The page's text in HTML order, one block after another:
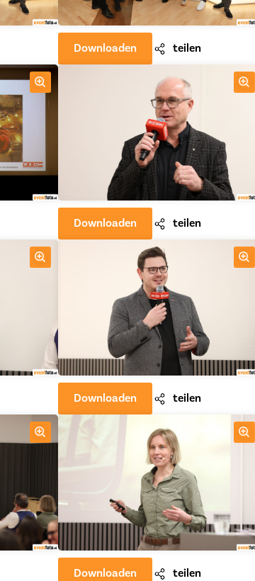
Downloaden teilen
Downloaden teilen
Downloaden teilen
Downloaden teilen